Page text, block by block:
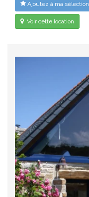
Ajoutez à ma sélection
Voir cette location